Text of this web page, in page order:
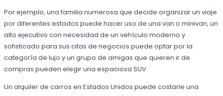
Por ejemplo, una familia numerosa que decide organizar un viaje
por diferentes estados puede hacer uso de una van o minivan, un
alto ejecutivo con necesidad de un vehículo moderno y
sofisticado para sus citas de negocios puede optar por la
categoría de lujo y un grupo de amigas que quieren ir de
compras pueden elegir una espaciosa SUV.
Un alquiler de carros en Estados Unidos puede costarle una